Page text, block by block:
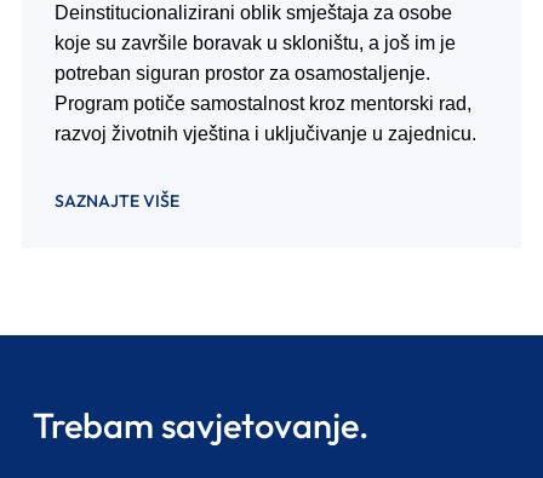
Deinstitucionalizirani oblik smještaja za osobe
koje su završile boravak u skloništu, a još im je
potreban siguran prostor za osamostaljenje.
Program potiče samostalnost kroz mentorski rad,
razvoj životnih vještina i uključivanje u zajednicu.
SAZNAJTE VIŠE
Trebam savjetovanje.